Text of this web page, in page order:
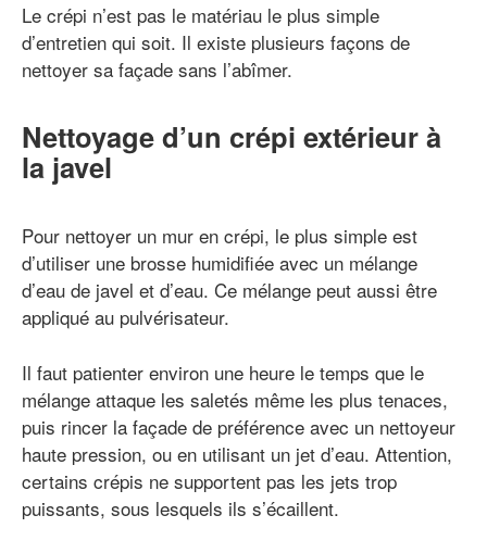
Le crépi n’est pas le matériau le plus simple
d’entretien qui soit. Il existe plusieurs façons de
nettoyer sa façade sans l’abîmer.
Nettoyage d’un crépi extérieur à
la javel
Pour nettoyer un mur en crépi, le plus simple est
d’utiliser une brosse humidifiée avec un mélange
d’eau de javel et d’eau. Ce mélange peut aussi être
appliqué au pulvérisateur.
Il faut patienter environ une heure le temps que le
mélange attaque les saletés même les plus tenaces,
puis rincer la façade de préférence avec un nettoyeur
haute pression, ou en utilisant un jet d’eau. Attention,
certains crépis ne supportent pas les jets trop
puissants, sous lesquels ils s’écaillent.